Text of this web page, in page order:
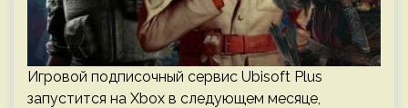
Игровой подписочный сервис Ubisoft Plus
запустится на Xbox в следующем месяце,